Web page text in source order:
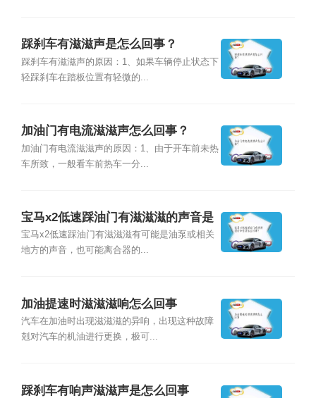
踩刹车有滋滋声是怎么回事？
踩刹车有滋滋声的原因：1、如果车辆停止状态下
轻踩刹车在踏板位置有轻微的...
加油门有电流滋滋声怎么回事？
加油门有电流滋滋声的原因：1、由于开车前未热
车所致，一般看车前热车一分...
宝马x2低速踩油门有滋滋滋的声音是
怎么回事？
宝马x2低速踩油门有滋滋滋有可能是油泵或相关
地方的声音，也可能离合器的...
加油提速时滋滋滋响怎么回事
汽车在加油时出现滋滋滋的异响，出现这种故障
剋对汽车的机油进行更换，极可...
踩刹车有响声滋滋声是怎么回事